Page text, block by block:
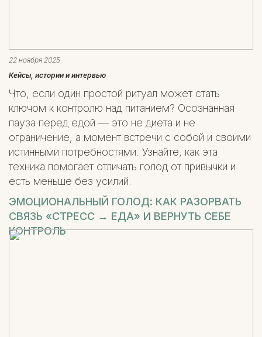
22 ноября 2025
Кейсы, истории и интервью
Что, если один простой ритуал может стать
ключом к контролю над питанием? Осознанная
пауза перед едой — это не диета и не
ограничение, а момент встречи с собой и своими
истинными потребностями. Узнайте, как эта
техника помогает отличать голод от привычки и
есть меньше без усилий.
ЭМОЦИОНАЛЬНЫЙ ГОЛОД: КАК РАЗОРВАТЬ
СВЯЗЬ «СТРЕСС → ЕДА» И ВЕРНУТЬ СЕБЕ
КОНТРОЛЬ